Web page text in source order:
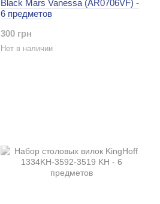
Black Mars Vanessa (AR0706VF) -
6 предметов
300 грн
Нет в наличии